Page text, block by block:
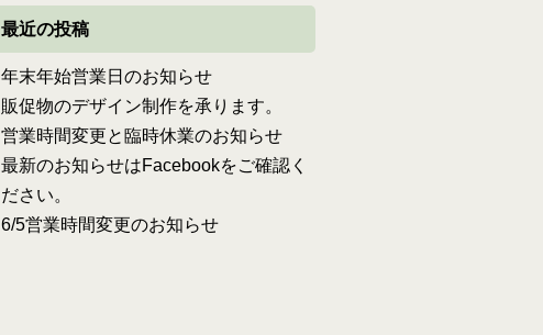
最近の投稿
年末年始営業日のお知らせ
販促物のデザイン制作を承ります。
営業時間変更と臨時休業のお知らせ
最新のお知らせはFacebookをご確認く
ださい。
6/5営業時間変更のお知らせ